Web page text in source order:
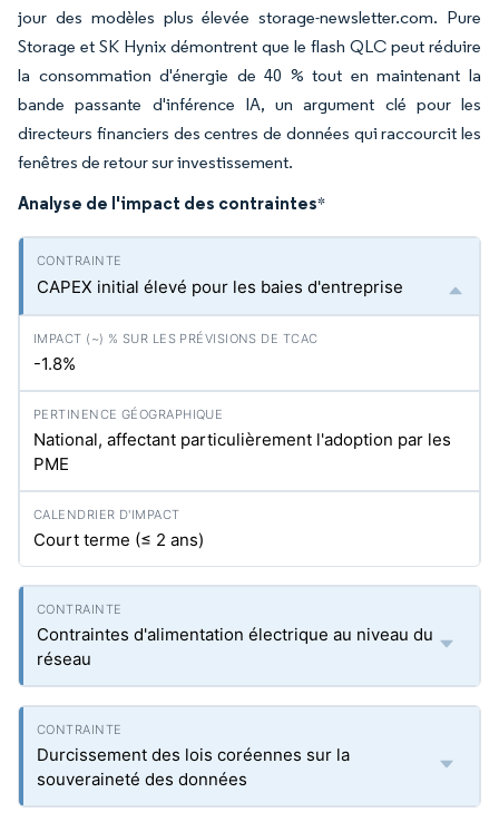
jour des modèles plus élevée storage-newsletter.com. Pure
Storage et SK Hynix démontrent que le flash QLC peut réduire
la consommation d'énergie de 40 % tout en maintenant la
bande passante d'inférence IA, un argument clé pour les
directeurs financiers des centres de données qui raccourcit les
fenêtres de retour sur investissement.
Analyse de l'impact des contraintes*
CAPEX initial élevé pour les baies d'entreprise
-1.8%
National, affectant particulièrement l'adoption par les
PME
Court terme (≤ 2 ans)
Contraintes d'alimentation électrique au niveau du
réseau
Durcissement des lois coréennes sur la
souveraineté des données